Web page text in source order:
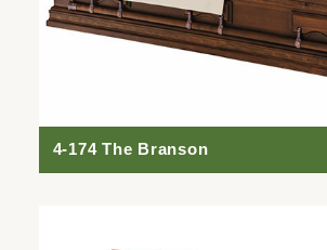
4-174 The Branson